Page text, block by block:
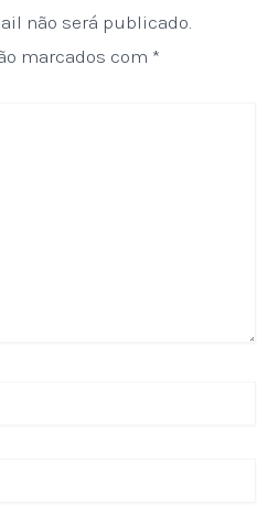
não será publicado.
marcados com *